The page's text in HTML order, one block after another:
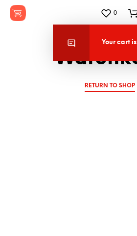
0
RETURN TO SHOP
Your cart